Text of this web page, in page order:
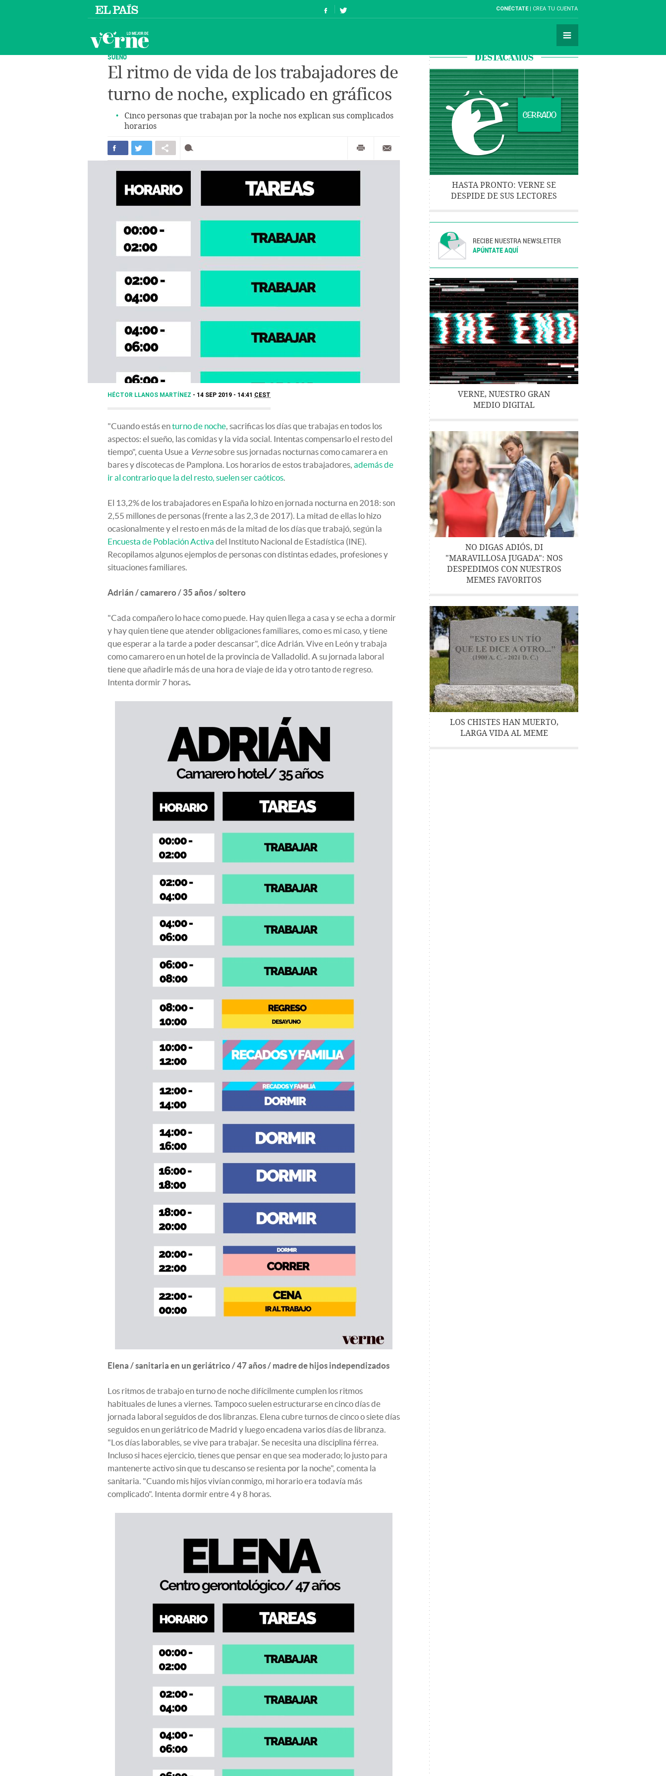
CONÉCTATE CREA TU CUENTA
SUEÑO
El ritmo de vida de los trabajadores de
turno de noche, explicado en gráficos
Cinco personas que trabajan por la noche nos explican sus complicados
horarios
HÉCTOR LLANOS MARTÍNEZ 14 SEP 2019 - 14:41 CEST
"Cuando estás enturno de noche, sacrificas los días que trabajas en todos los
aspectos: el sueño, las comidas y la vida social. Intentas compensarlo el resto del
tiempo", cuenta Usue a Vernesobre sus jornadas nocturnas como camarera en
bares y discotecas de Pamplona. Los horarios de estos trabajadores, además de
ir al contrario que la del resto, suelen ser caóticos.
El 13,2% de los trabajadores en España lo hizo en jornada nocturna en 2018: son
2,55 millones de personas (frente a las 2,3 de 2017). La mitad de ellas lo hizo
ocasionalmente y el resto en más de la mitad de los días que trabajó, según la
Encuesta de Población Activa del Instituto Nacional de Estadística (INE).
Recopilamos algunos ejemplos de personas con distintas edades, profesiones y
situaciones familiares.
Adrián / camarero / 35 años / soltero
"Cada compañero lo hace como puede. Hay quien llega a casa y se echa a dormir
y hay quien tiene que atender obligaciones familiares, como es mi caso, y tiene
que esperar a la tarde a poder descansar", dice Adrián. Vive en León y trabaja
como camarero en un hotel de la provincia de Valladolid. A su jornada laboral
tiene que añadirle más de una hora de viaje de ida y otro tanto de regreso.
Intenta dormir 7 horas.
Elena / sanitaria en un geriátrico / 47 años / madre de hijos independizados
Los ritmos de trabajo en turno de noche difícilmente cumplen los ritmos
habituales de lunes a viernes. Tampoco suelen estructurarse en cinco días de
jornada laboral seguidos de dos libranzas. Elena cubre turnos de cinco o siete días
seguidos en un geriátrico de Madrid y luego encadena varios días de libranza.
"Los días laborables, se vive para trabajar. Se necesita una disciplina férrea.
Incluso si haces ejercicio, tienes que pensar en que sea moderado; lo justo para
mantenerte activo sin que tu descanso se resienta por la noche", comenta la
sanitaria. "Cuando mis hijos vivían conmigo, mi horario era todavía más
complicado". Intenta dormir entre 4 y 8 horas.
DESTACAMOS
HASTA PRONTO: VERNE SE
DESPIDE DE SUS LECTORES
RECIBE NUESTRA NEWSLETTER
APÚNTATE AQUÍ
VERNE, NUESTRO GRAN
MEDIO DIGITAL
NO DIGAS ADIÓS, DI
"MARAVILLOSA JUGADA": NOS
DESPEDIMOS CON NUESTROS
MEMES FAVORITOS
LOS CHISTES HAN MUERTO,
LARGA VIDA AL MEME